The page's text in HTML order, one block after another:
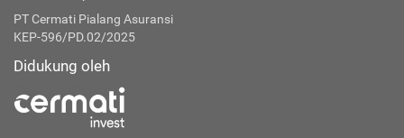
PT Cermati Pialang Asuransi
KEP-596/PD.02/2025
Didukung oleh